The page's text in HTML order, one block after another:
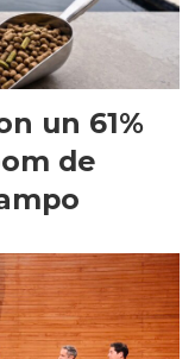
un 61%
de